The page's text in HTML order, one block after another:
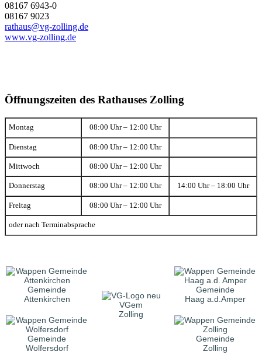
08167 6943-0
08167 9023
rathaus@vg-zolling.de
www.vg-zolling.de
Öffnungszeiten des Rathauses Zolling
Montag 08:00 Uhr – 12:00 Uhr
Dienstag 08:00 Uhr – 12:00 Uhr
Mittwoch 08:00 Uhr – 12:00 Uhr
Donnerstag 08:00 Uhr – 12:00 Uhr 14:00 Uhr – 18:00 Uhr
Freitag 08:00 Uhr – 12:00 Uhr
oder nach Terminabsprache
Gemeinde
Attenkirchen
VGem
Zolling
Gemeinde
Haag a.d.Amper
Gemeinde
Wolfersdorf
Gemeinde
Zolling